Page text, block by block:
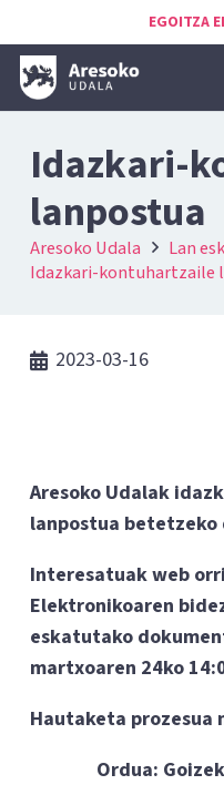
EGOITZA
Idazkari-
lanpostua
Aresoko Udala
Lan
Idazkari-kontuhartzaile
2023-03-16
Aresoko Udalak
lanpostua betetzeko
Interesatuak web
Elektronikoaren
eskatutako
martxoaren 24ko
Hautaketa prozesua
Ordua: